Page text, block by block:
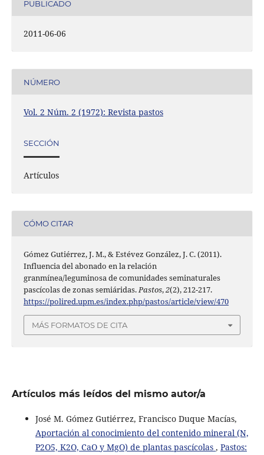
PUBLICADO
2011-06-06
NÚMERO
Vol. 2 Núm. 2 (1972): Revista pastos
SECCIÓN
Artículos
CÓMO CITAR
Gómez Gutiérrez, J. M., & Estévez González, J. C. (2011).
Influencia del abonado en la relación
granmínea/leguminosa de comunidades seminaturales
pascícolas de zonas semiáridas. Pastos,2(2), 212-217.
https://polired.upm.es/index.php/pastos/article/view/470
MÁS FORMATOS DE CITA
Artículos más leídos del mismo autor/a
José M. Gómez Gutiérrez, Francisco Duque Macías,
Aportación al conocimiento del contenido mineral (N,
P2O5, K2O, CaO y MgO) de plantas pascícolas , Pastos: